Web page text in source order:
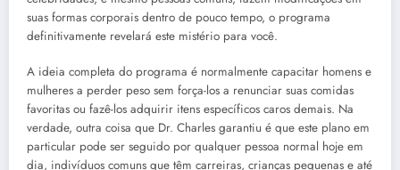
suas formas corporais dentro de pouco tempo, o programa
definitivamente revelará este mistério para você.
A ideia completa do programa é normalmente capacitar homens e
mulheres a perder peso sem força-los a renunciar suas comidas
favoritas ou fazê-los adquirir itens específicos caros demais. Na
verdade, outra coisa que Dr. Charles garantiu é que este plano em
particular pode ser seguido por qualquer pessoa normal hoje em
dia, indivíduos comuns que têm carreiras, crianças pequenas e até